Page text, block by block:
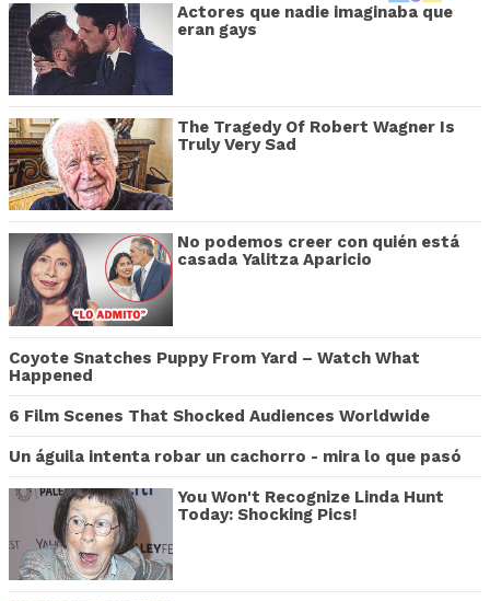
Actores que nadie imaginaba que
eran gays
The Tragedy Of Robert Wagner Is
Truly Very Sad
No podemos creer con quién está
casada Yalitza Aparicio
Coyote Snatches Puppy From Yard – Watch What
Happened
6 Film Scenes That Shocked Audiences Worldwide
Un águila intenta robar un cachorro - mira lo que pasó
You Won't Recognize Linda Hunt
Today: Shocking Pics!